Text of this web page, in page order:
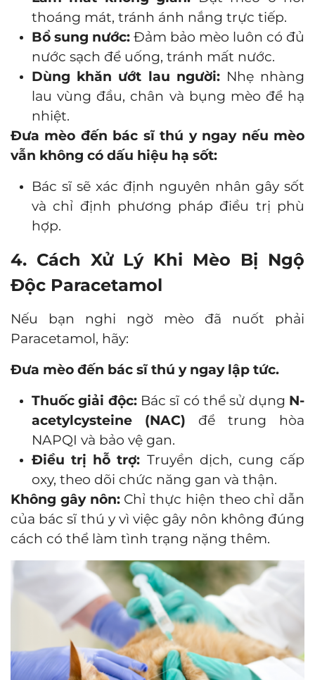
thoáng mát, tránh ánh nắng trực tiếp.
Bổ sung nước: Đảm bảo mèo luôn có đủ
nước sạch để uống, tránh mất nước.
Dùng khăn ướt lau người:Nhẹ nhàng
lau vùng đầu, chân và bụng mèo để hạ
nhiệt.
Đưa mèo đến bác sĩ thú y ngay nếu mèo
vẫn không có dấu hiệu hạ sốt:
Bác sĩ sẽ xác định nguyên nhân gây sốt
và chỉ định phương pháp điều trị phù
hợp.
4. Cách Xử Lý Khi Mèo Bị Ngộ
Độc Paracetamol
Nếu bạn nghi ngờ mèo đã nuốt phải
Paracetamol, hãy:
Đưa mèo đến bác sĩ thú y ngay lập tức.
Thuốc giải độc:Bác sĩ có thể sử dụng N-
acetylcysteine (NAC) để trung hòa
NAPQI và bảo vệ gan.
Điều trị hỗ trợ: Truyền dịch, cung cấp
oxy, theo dõi chức năng gan và thận.
Không gây nôn: Chỉ thực hiện theo chỉ dẫn
của bác sĩ thú y vì việc gây nôn không đúng
cách có thể làm tình trạng nặng thêm.